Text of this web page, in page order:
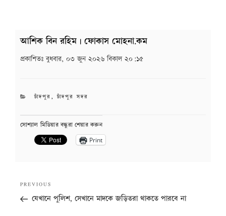
আশিক বিন রহিম | ফোকাস মোহনা.কম
প্রকাশিতঃবুধবার, ০৩ জুন ২০২৬ বিকাল ২০:১৫
CATEGORIES
চাঁদপুর ,চাঁদপুর সদর
সোশ্যাল মিডিয়ার বন্ধুরা শেয়ার করুন
Print
navigation
Previous
Post
PREVIOUS
যেখানে পুলিশ, সেখানে মাদকে জড়িতরা থাকতে পারবে না